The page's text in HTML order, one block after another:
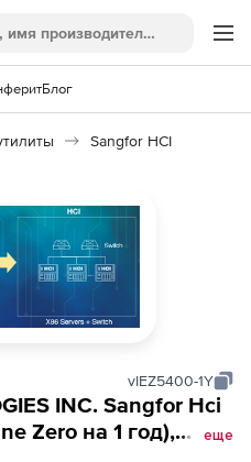
Блог
Sangfor HCI
vIEZ5400-1Y
INC. Sangfor Hci
Zero на 1 год),
еще